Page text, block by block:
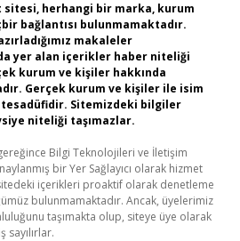
sitesi, herhangi bir marka, kurum
bağlantısı bulunmamaktadır.
makaleler
yer alan içerikler haber niteliği
kurum ve kişiler hakkında
Gerçek kurum ve kişiler ile isim
Sitemizdeki bilgiler
niteliği taşımazlar.
Bilgi Teknolojileri ve İletişim
bir Yer Sağlayıcı olarak hizmet
içerikleri proaktif olarak denetleme
bulunmamaktadır. Ancak, üyelerimiz
taşımakta olup, siteye üye olarak